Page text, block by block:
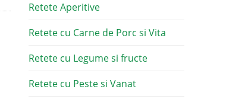
Retete Aperitive
Retete cu Carne de Porc si Vita
Retete cu Legume si fructe
Retete cu Peste si Vanat